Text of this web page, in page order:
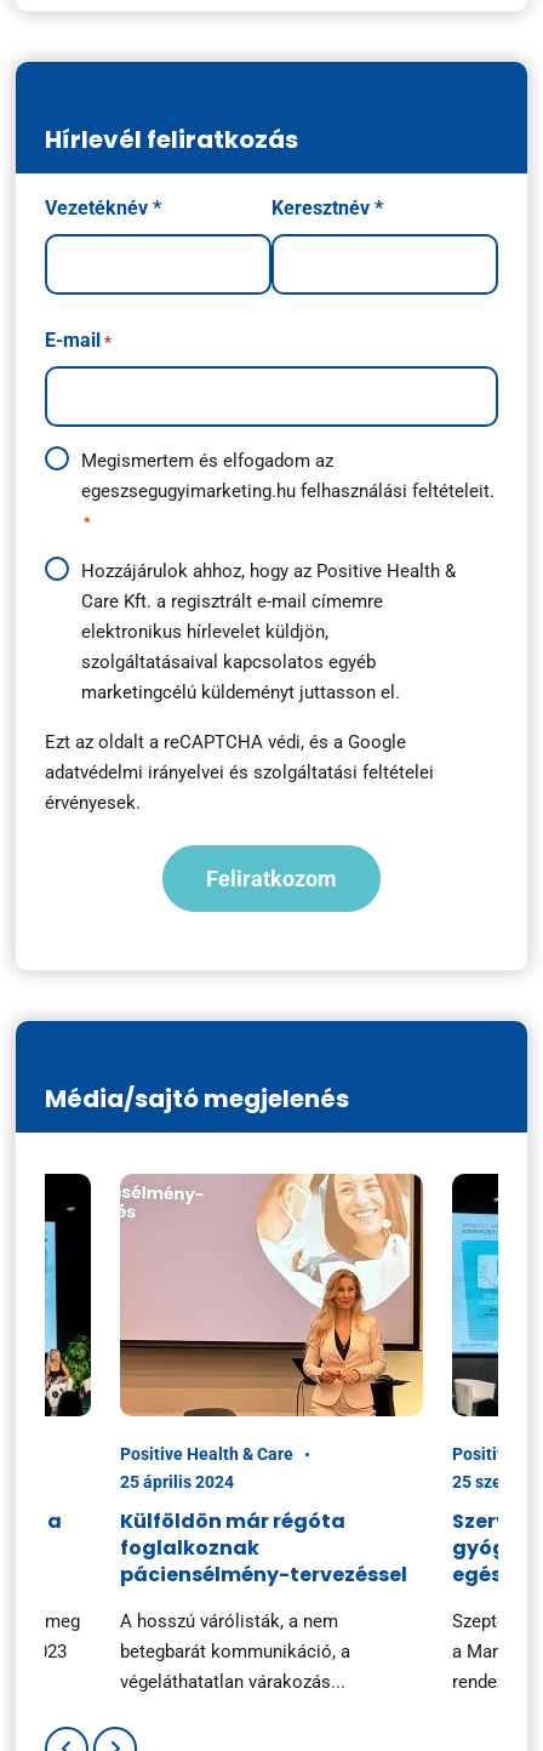
Hírlevél feliratkozás
Név
*
Vezetéknév * Keresztnév *
E-mail *
Adatkezelési
útmutató
Megismertem és elfogadom az
egeszsegugyimarketing.hu felhasználási feltételeit.
*
Hírlevél
feliratkozás
Hozzájárulok ahhoz, hogy az Positive Health &
Care Kft. a regisztrált e-mail címemre
elektronikus hírlevelet küldjön,
szolgáltatásaival kapcsolatos egyéb
marketingcélú küldeményt juttasson el.
Ezt az oldalt a reCAPTCHA védi, és a Google
adatvédelmi irányelvei és szolgáltatási feltételei
érvényesek.
Média/sajtó megjelenés
a
meg
2023
Positive Health & Care
25 április 2024
Külföldön már régóta
foglalkoznak
páciensélmény-tervezéssel
A hosszú várólisták, a nem
betegbarát kommunikáció, a
végeláthatatlan várakozás...
Positive
25
a